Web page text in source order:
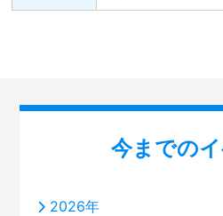
今までの
2026年